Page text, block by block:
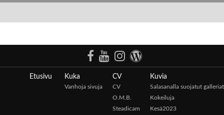
Etusivu Kuka
Vanhoja sivuja
CV
CV
O.M.B.
Steadicam
Kuvia
Salasanalla suojatut galleriat
Kokeiluja
Kesä2023